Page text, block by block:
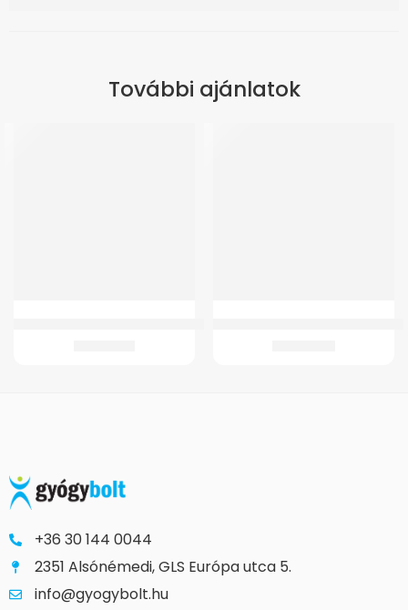
További ajánlatok
+36 30 144 0044
2351 Alsónémedi, GLS Európa utca 5.
info@gyogybolt.hu